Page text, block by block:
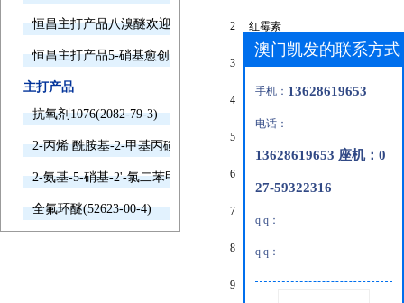
恒昌主打产品八溴醚欢迎询价
恒昌主打产品5-硝基愈创木酚钠欢迎询价
主打产品
抗氧剂1076(2082-79-3)
2-丙烯 酰胺基-2-甲基丙磺酸(15214-89-8)
2-氨基-5-硝基-2'-氯二苯甲酮(2011-66-7)
全氟环醚(52623-00-4)
2 红霉素
3
4 氢化可的松
5
6
7
8 氨基甲酰肼
9 对苯基苯酚
澳门凯发的联系方式
手机： 13628619653
电话：
13628619653 座机：0
27-59322316
q q：
q q：